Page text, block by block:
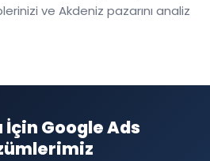
ve Akdeniz pazarını analiz
Google Ads